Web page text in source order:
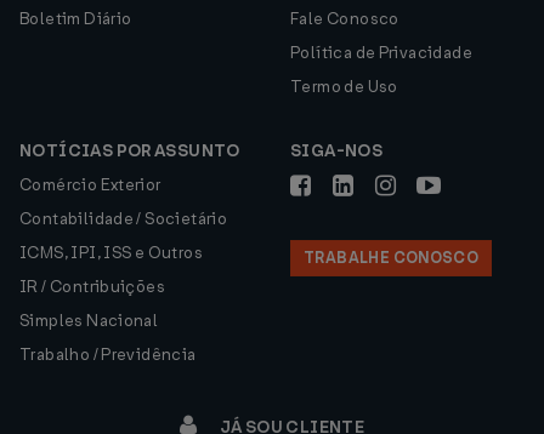
Boletim Diário
Fale Conosco
Política de Privacidade
Termo de Uso
NOTÍCIAS POR ASSUNTO
Comércio Exterior
Contabilidade / Societário
ICMS, IPI, ISS e Outros
IR / Contribuições
Simples Nacional
Trabalho / Previdência
SIGA-NOS
TRABALHE CONOSCO
JÁ SOU CLIENTE